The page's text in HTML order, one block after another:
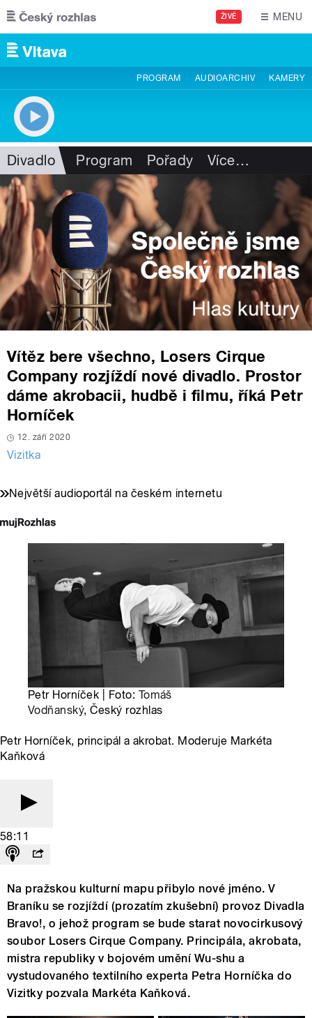
Přejít k hlavnímu obsahu
ŽIVĚ MENU
PROGRAM AUDIOARCHIV KAMERY
Divadlo Program Pořady Více…
Vítěz bere všechno, Losers Cirque
Company rozjíždí nové divadlo. Prostor
dáme akrobacii, hudbě i filmu, říká Petr
Horníček
12. září 2020
Vizitka
Největší audioportál na českém internetu
Petr Horníček | Foto: Tomáš
Vodňanský, Český rozhlas
Petr Horníček, principál a akrobat. Moderuje Markéta
Kaňková
58:11
Na pražskou kulturní mapu přibylo nové jméno. V
Braníku se rozjíždí (prozatím zkušební) provoz Divadla
Bravo!, o jehož program se bude starat novocirkusový
soubor Losers Cirque Company. Principála, akrobata,
mistra republiky v bojovém umění Wu-shu a
vystudovaného textilního experta Petra Horníčka do
Vizitky pozvala Markéta Kaňková.